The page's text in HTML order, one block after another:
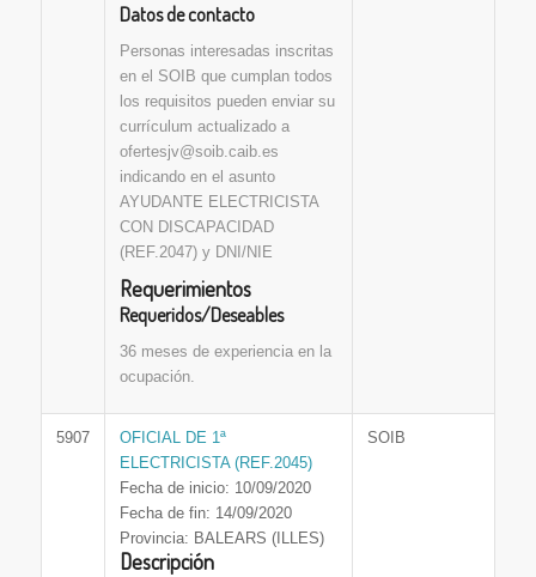
Datos de contacto
Personas interesadas inscritas
en el SOIB que cumplan todos
los requisitos pueden enviar su
currículum actualizado a
ofertesjv@soib.caib.es
indicando en el asunto
AYUDANTE ELECTRICISTA
CON DISCAPACIDAD
(REF.2047) y DNI/NIE
Requerimientos
Requeridos/Deseables
36 meses de experiencia en la
ocupación.
5907
OFICIAL DE 1ª
ELECTRICISTA (REF.2045)
Fecha de inicio: 10/09/2020
Fecha de fin: 14/09/2020
Provincia: BALEARS (ILLES)
Descripción
SOIB